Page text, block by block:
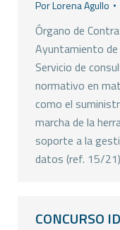
PorLorena Agullo
Órgano de
Ayuntamiento
Servicio de
normativo en
como el
marcha de la
soporte a la
datos (ref. 15/
CONCURSO